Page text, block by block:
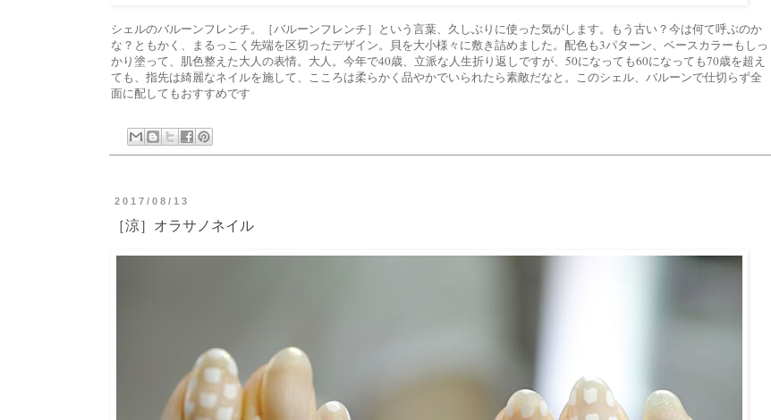
シェルのバルーンフレンチ。［バルーンフレンチ］という言葉、久しぶりに使った気がします。もう古い？今は何て呼ぶのか
な？ともかく、まるっこく先端を区切ったデザイン。貝を大小様々に敷き詰めました。配色も3パターン、ベースカラーもしっ
かり塗って、肌色整えた大人の表情。大人。今年で40歳、立派な人生折り返しですが、50になっても60になっても70歳を超え
ても、指先は綺麗なネイルを施して、こころは柔らかく品やかでいられたら素敵だなと。このシェル、バルーンで仕切らず全
面に配してもおすすめです
2017/08/13
［涼］オラサノネイル